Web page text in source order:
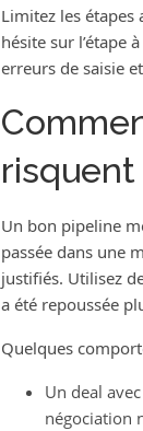
Limitez les étapes
hésite sur l’étape
erreurs de saisie
risquent
Un bon pipeline
passée dans une
justifiés. Utilisez
a été repoussée
Quelques
Un deal
négociation